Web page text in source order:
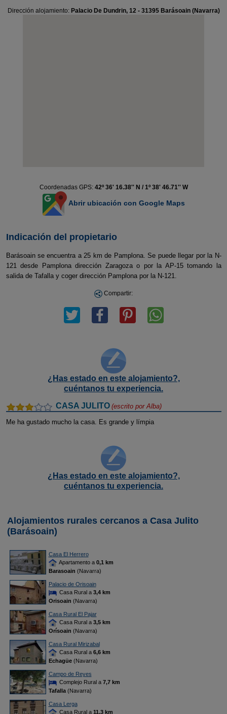
Dirección alojamiento: Palacio De Dundrin, 12 - 31395 Barásoain (Navarra)
Coordenadas GPS: 42º 36' 16.38'' N / 1º 38' 46.71'' W
Abrir ubicación con Google Maps
Indicación del propietario
Barásoain se encuentra a 25 km de Pamplona. Se puede llegar por la N-
121 desde Pamplona dirección Zaragoza o por la AP-15 tomando la
salida de Tafalla y coger dirección Pamplona por la N-121.
Compartir:
¿Has estado en este alojamiento?,
cuéntanos tu experiencia.
CASA JULITO (escrito porAlba)
Me ha gustado mucho la casa. Es grande y límpia
¿Has estado en este alojamiento?,
cuéntanos tu experiencia.
Alojamientos rurales cercanos a Casa Julito
(Barásoain)
Casa El Herrero
Apartamento a 0,1 km
Barasoain (Navarra)
Palacio de Orisoain
Casa Rural a 3,4 km
Orisoain (Navarra)
Casa Rural El Pajar
Casa Rural a 3,5 km
Orísoain (Navarra)
Casa Rural Mirizabal
Casa Rural a 6,6 km
Echagüe(Navarra)
Campo de Reyes
Complejo Rural a 7,7 km
Tafalla(Navarra)
Casa Lerga
Casa Rural a 11,3 km